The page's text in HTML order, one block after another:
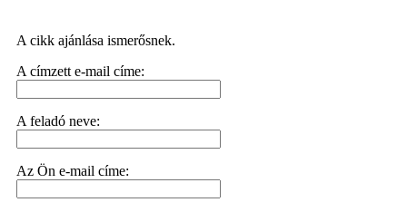
A cikk ajánlása ismerősnek.
A címzett e-mail címe:
A feladó neve:
Az Ön e-mail címe: